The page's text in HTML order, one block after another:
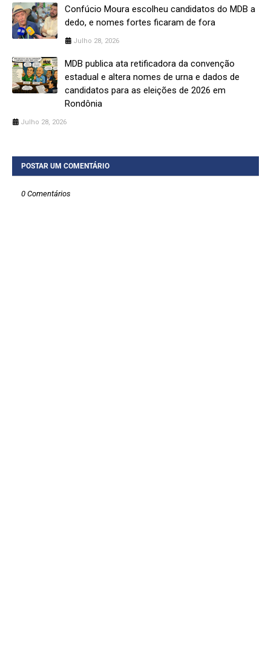
Confúcio Moura escolheu candidatos do MDB a
dedo, e nomes fortes ficaram de fora
Julho 28, 2026
MDB publica ata retificadora da convenção
estadual e altera nomes de urna e dados de
candidatos para as eleições de 2026 em
Rondônia
Julho 28, 2026
POSTAR UM COMENTÁRIO
0 Comentários